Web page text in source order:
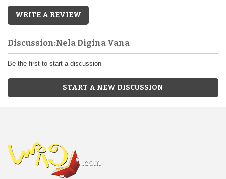
WRITE A REVIEW
Discussion:Nela Digina Vana
Be the first to start a discussion
START A NEW DISCUSSION